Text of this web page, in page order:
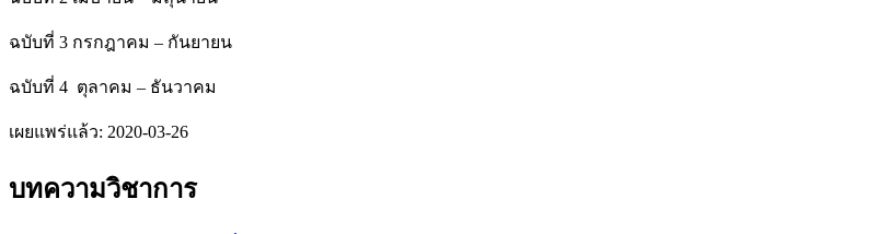
ฉบับที่ 3 กรกฎาคม – กันยายน
ฉบับที่ 4 ตุลาคม – ธันวาคม
เผยแพร่แล้ว: 2020-03-26
บทความวิชาการ